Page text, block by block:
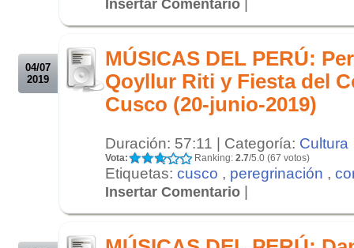
Insertar Comentario
04/07
2019
MÚSICAS DEL PERÚ:
Qoyllur Riti y Fiesta del
Cusco (20-junio-2019)
Duración: 57:11 | Categoría: Cultura
Vota: Ranking: 2.7/5.0 (67 votos)
Etiquetas: cusco , peregrinación ,
Insertar Comentario |